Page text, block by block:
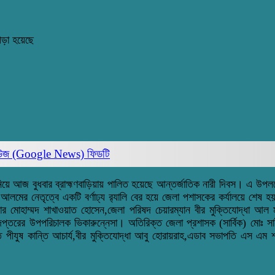
হয়েছে
(Google News) ফিডটি
আজ বুধবার ব্রাহ্মণবাড়িয়ায় পালিত হয়েছে আন্তর্জাতিক নারী দিবস। এ
নেতৃত্বে একটি বর্ণাঢ্য র‌্যালি বের হয়ে জেলা পশাসকের কর্যালয়ে
শাখাওয়াত হোসেন,জেলা পরিষদ চেয়ারম্যান বীর মুক্তিযোদ্ধা আল
উপপরিচালক ভিকারুন্নেসা। অতিরিক্ত জেলা প্রশাসক (সার্বিক) মোঃ
পীযুষ কান্তি আচার্য,বীর মুক্তিযোদ্ধা আবু হোরায়রাহ,এডাব সভাপতি এস